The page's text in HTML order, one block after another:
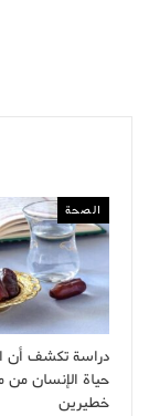
الصحة
دراسة تكشف أن
حياة الإنسان
خطيرين